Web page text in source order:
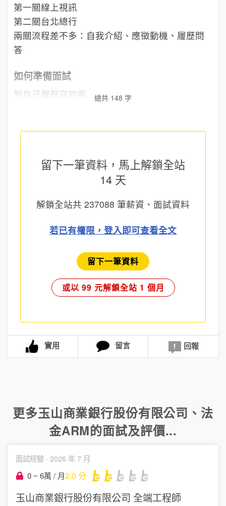
第一關線上視訊
第二關台北總行
兩關流程差不多：自我介紹、應徵動機、履歷問
答
如何準備面試
對自己履歷寫的東... 總共 148 字
留下一筆資料，馬上解鎖全站
14 天
解鎖全站共 237088 筆薪資、面試資料
若已有權限，登入即可查看全文
留下一筆資料
或以 99 元解鎖全站 1 個月
實用 留言 回報
更多玉山商業銀行股份有限公司 、 法
金ARM的面試及評價...
面試經驗 · 2026 年 7 月
0 ~ 6萬 / 月2.0 分
玉山商業銀行股份有限公司 全端工程師